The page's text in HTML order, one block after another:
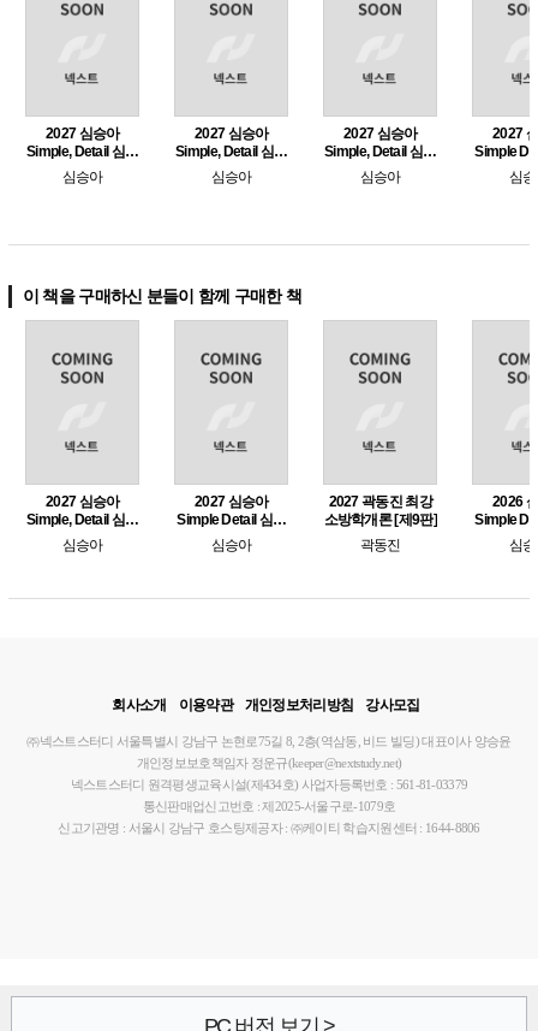
2027 심승아
Simple, Detail 심테
일 소방관계법규 2
심승아
2027 심승아
Simple, Detail 심테
일 소방관계법규 1
심승아
2027 심승아
Simple, Detail 심테
일 소방학개론 2
심승아
2027
Simple
일 소방
심
이 책을 구매하신 분들이 함께 구매한 책
2027 심승아
Simple, Detail 심테
일 소방학개론 2
심승아
2027 심승아
Simple Detail 심테
일 소방학개론 1
심승아
2027 곽동진 최강
소방학개론 [제9판]
곽동진
2026
Simple
학개론
승아 봉
심
회사소개 이용약관 개인정보처리방침 강사모집
㈜넥스트스터디 서울특별시 강남구 논현로75길 8, 2층(역삼동, 비드 빌딩)대표이사 양승윤
개인정보보호책임자 정운규(keeper@nextstudy.net)
넥스트스터디 원격평생교육시설(제434호) 사업자등록번호 : 561-81-03379
통신판매업신고번호 : 제2025-서울구로-1079호
신고기관명 : 서울시 강남구 호스팅제공자 : ㈜케이티 학습지원센터 : 1644-8806